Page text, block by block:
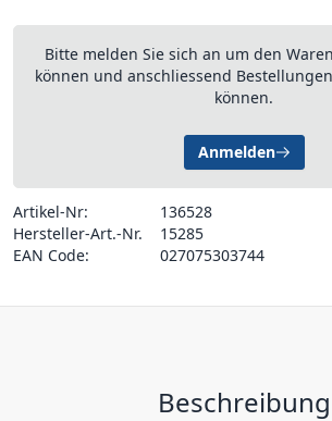
Bitte melden Sie sich an um den
können und anschliessend
können.
Anmelden
Artikel-Nr:
136528
Hersteller-Art.-Nr.
15285
EAN Code:
027075303744
Beschreibung